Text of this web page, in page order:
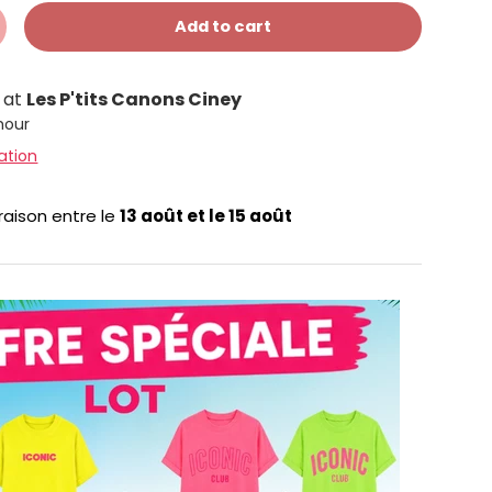
Add to cart
at Les P'tits Canons Ciney
entre le 13 août et le15 août